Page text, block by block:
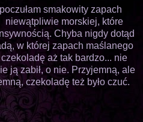
smakowity zapach
morskiej, które
Chyba nigdy dotąd
w której zapach maślanego
aż tak bardzo... nie
ją zabił, o nie. Przyjemną, ale
czekoladę też było czuć.